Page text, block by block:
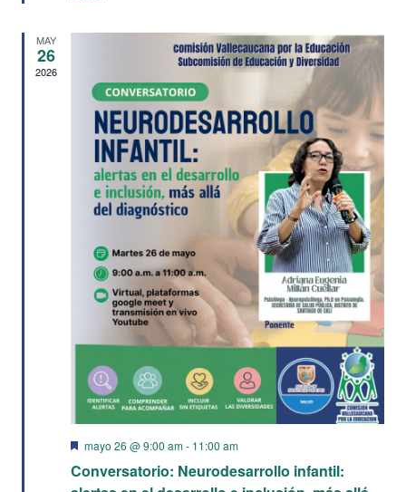
MAY
26
2026
Destacado
mayo 26 @ 9:00 am- 11:00 am
Conversatorio: Neurodesarrollo infantil: